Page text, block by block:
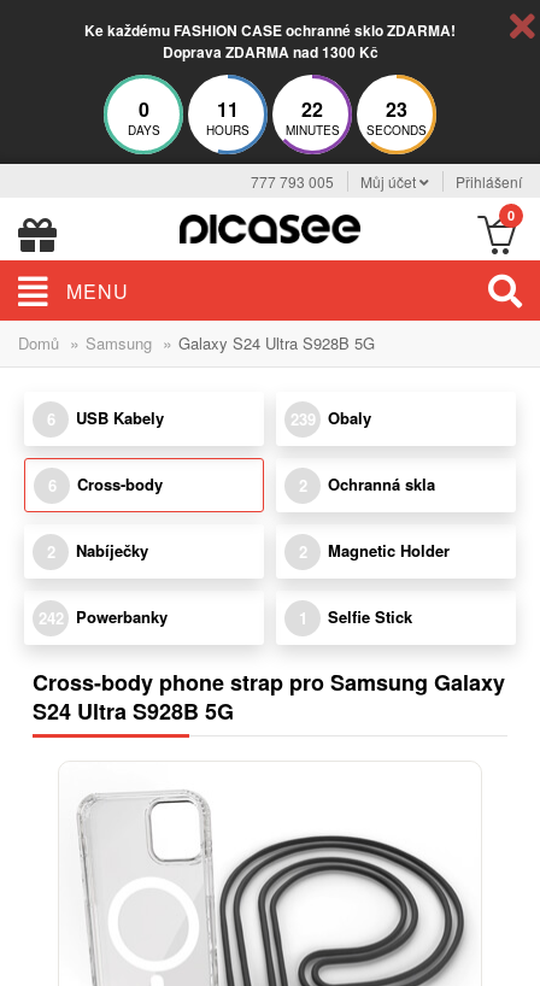
Ke každému FASHION CASE ochranné sklo ZDARMA!
Doprava ZDARMA nad 1300 Kč
0
DAYS
11
HOURS
22
MINUTES
22
SECONDS
777 793 005 Můj účet Přihlášení
0
MENU
Domů » Samsung » Galaxy S24 Ultra S928B 5G
6 USB Kabely 239 Obaly
6 Cross-body 2 Ochranná skla
2 Nabíječky 2 Magnetic Holder
242 Powerbanky 1 Selfie Stick
Cross-body phone strap pro Samsung Galaxy
S24 Ultra S928B 5G